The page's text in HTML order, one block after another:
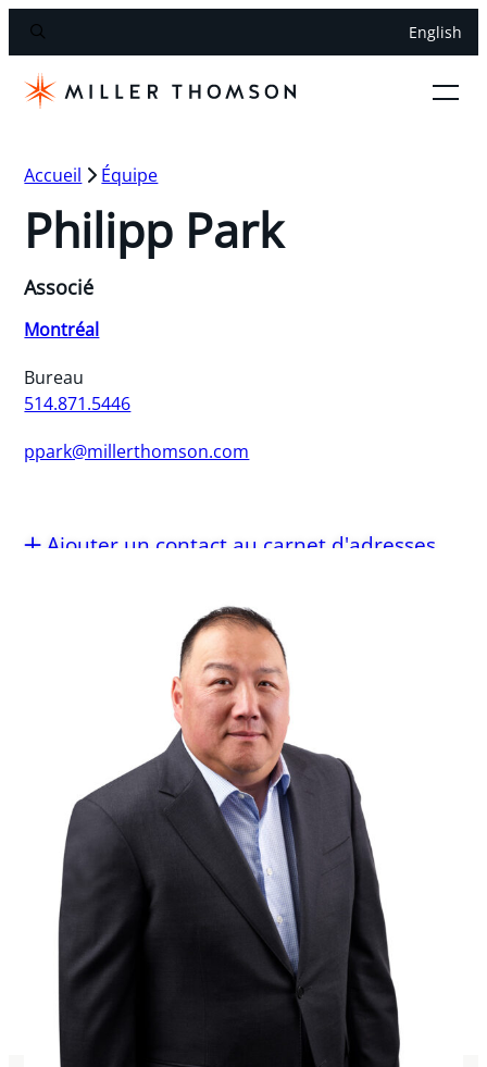
English
Accueil Équipe
Philipp Park
Associé
Montréal
Bureau
514.871.5446
ppark@millerthomson.com
Ajouter un contact au carnet d'adresses